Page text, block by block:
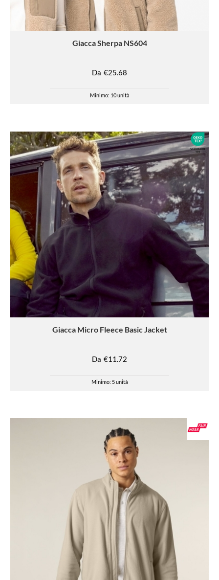
GiaccaSherpa NS604
Da €25.68
Minimo: 10 unità
Giacca Micro Fleece Basic Jacket
Da €11.72
Minimo: 5 unità